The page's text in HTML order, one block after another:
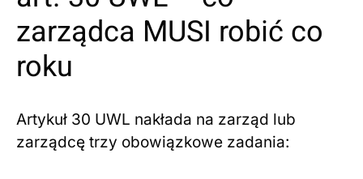
zarządca MUSI robić co
roku
Artykuł 30 UWL nakłada na zarząd lub
zarządcę trzy obowiązkowe zadania: